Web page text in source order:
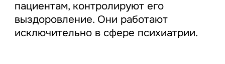
пациентам, контролируют его
выздоровление. Они работают
исключительно в сфере психиатрии.